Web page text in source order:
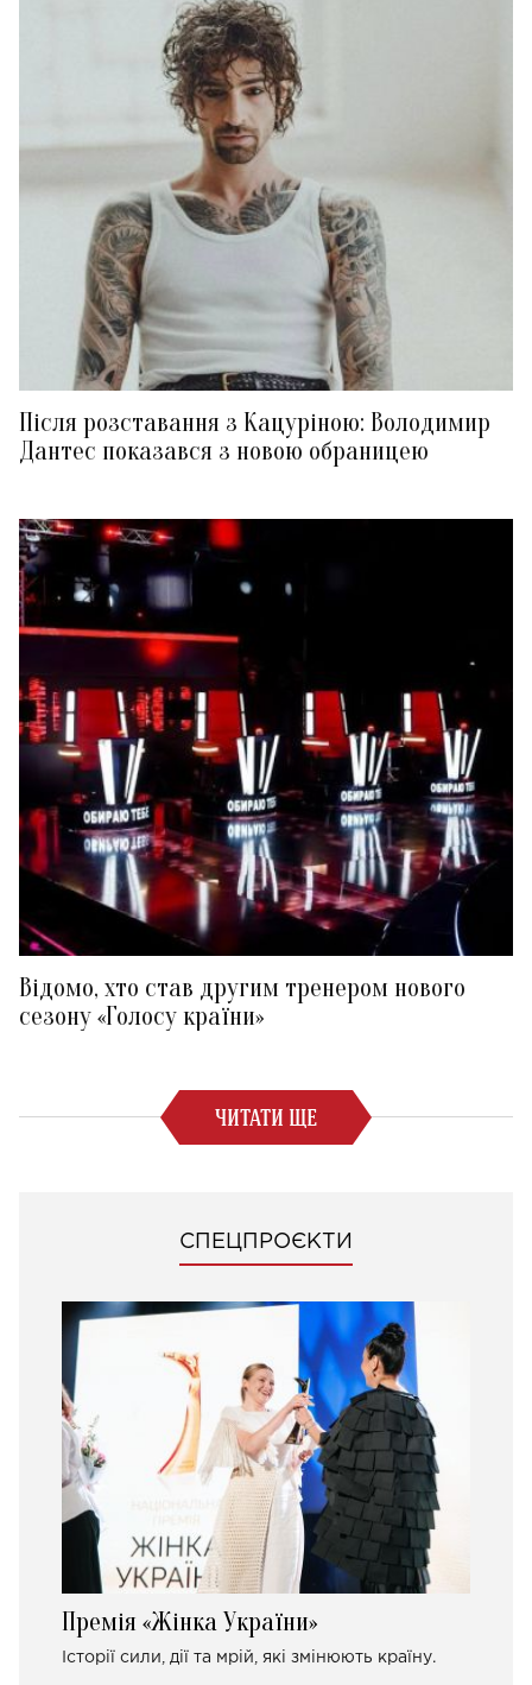
Після розставання з Кацуріною: Володимир
Дантес показався з новою обраницею
Відомо, хто став другим тренером нового
сезону «Голосу країни»
ЧИТАТИ ЩЕ
СПЕЦПРОЄКТИ
Премія «Жінка України»
Історії сили, дії та мрій, які змінюють країну.